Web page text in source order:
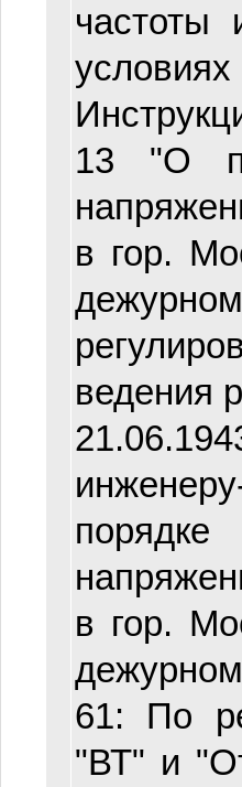
13 "О
в гор.
ведения
порядке
в гор.
61: По
"ВТ" и